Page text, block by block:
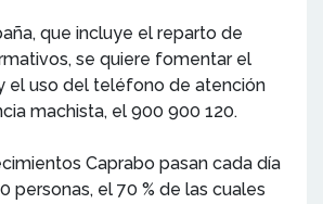
que incluye el reparto de
se quiere fomentar el
el uso del teléfono de atención
machista, el 900 900 120.
Caprabo pasan cada día
personas, el 70 % de las cuales